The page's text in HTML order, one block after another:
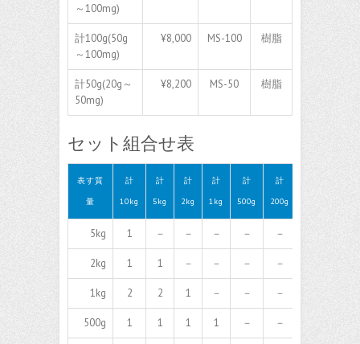
～100mg)
計100g(50g
～100mg)
¥8,000 MS-100 樹脂
計50g(20g～
50mg)
¥8,200 MS-50 樹脂
セット組合せ表
表す質
量
計
10kg
計
5kg
計
2kg
計
1kg
計
500g
計
200g
5kg 1 － － － － －
2kg 1 1 － － － －
1kg 2 2 1 － － －
500g 1 1 1 1 － －